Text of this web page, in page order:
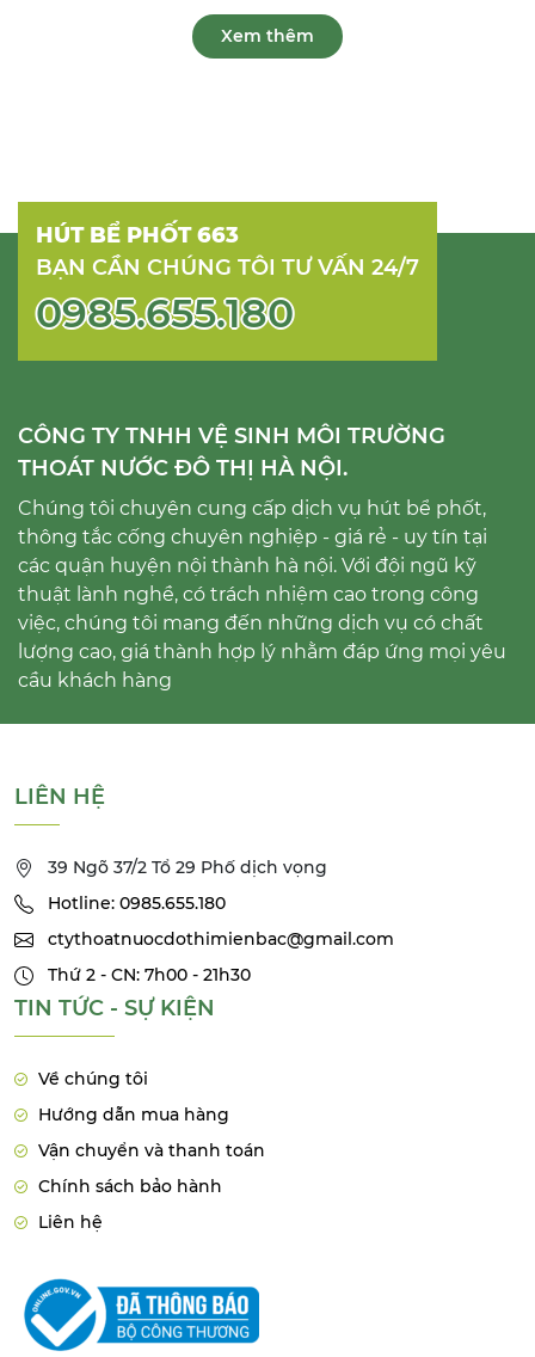
Xem thêm
HÚT BỂ PHỐT 663
BẠN CẦN CHÚNG TÔI TƯ VẤN 24/7
0985.655.180
CÔNG TY TNHH VỆ SINH MÔI TRƯỜNG
THOÁT NƯỚC ĐÔ THỊ HÀ NỘI.
Chúng tôi chuyên cung cấp dịch vụ hút bể phốt,
thông tắc cống chuyên nghiệp - giá rẻ - uy tín tại
các quận huyện nội thành hà nội. Với đội ngũ kỹ
thuật lành nghề, có trách nhiệm cao trong công
việc, chúng tôi mang đến những dịch vụ có chất
lượng cao, giá thành hợp lý nhằm đáp ứng mọi yêu
cầu khách hàng
LIÊN HỆ
39 Ngõ 37/2 Tổ 29 Phố dịch vọng
Hotline: 0985.655.180
ctythoatnuocdothimienbac@gmail.com
Thứ 2 - CN: 7h00 - 21h30
TIN TỨC - SỰ KIỆN
Về chúng tôi
Hướng dẫn mua hàng
Vận chuyển và thanh toán
Chính sách bảo hành
Liên hệ